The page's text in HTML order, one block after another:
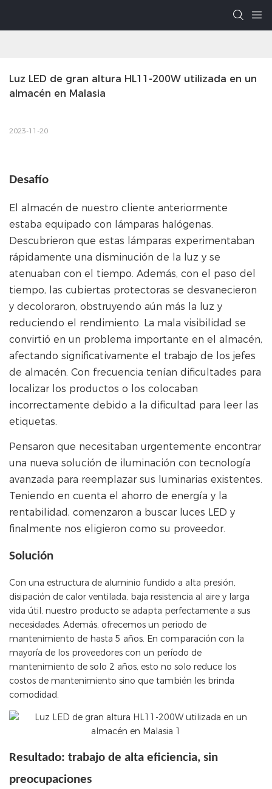
Luz LED de gran altura HL11-200W utilizada en un
almacén en Malasia
2023-11-20
Desafío
El almacén de nuestro cliente anteriormente
estaba equipado con lámparas halógenas.
Descubrieron que estas lámparas experimentaban
rápidamente una disminución de la luz y se
atenuaban con el tiempo. Además, con el paso del
tiempo, las cubiertas protectoras se desvanecieron
y decoloraron, obstruyendo aún más la luz y
reduciendo el rendimiento. La mala visibilidad se
convirtió en un problema importante en el almacén,
afectando significativamente el trabajo de los jefes
de almacén. Con frecuencia tenían dificultades para
localizar los productos o los colocaban
incorrectamente debido a la dificultad para leer las
etiquetas.
Pensaron que necesitaban urgentemente encontrar
una nueva solución de iluminación con tecnología
avanzada para reemplazar sus luminarias existentes.
Teniendo en cuenta el ahorro de energía y la
rentabilidad, comenzaron a buscar luces LED y
finalmente nos eligieron como su proveedor.
Solución
Con una estructura de aluminio fundido a alta presión,
disipación de calor ventilada, baja resistencia al aire y larga
vida útil, nuestro producto se adapta perfectamente a sus
necesidades. Además, ofrecemos un periodo de
mantenimiento de hasta 5 años. En comparación con la
mayoría de los proveedores con un período de
mantenimiento de solo 2 años, esto no solo reduce los
costos de mantenimiento sino que también les brinda
comodidad.
Resultado: trabajo de alta eficiencia, sin
preocupaciones